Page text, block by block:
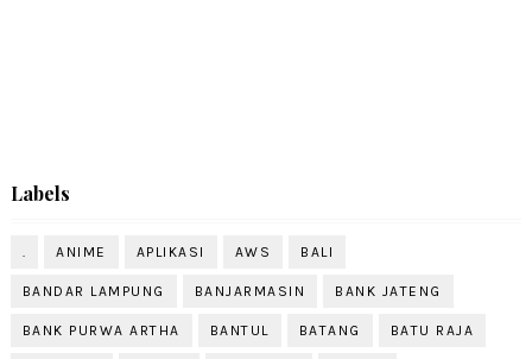
Labels
ANIME APLIKASI AWS BALI
BANDAR LAMPUNG BANJARMASIN BANK JATENG
BANK PURWA ARTHA BANTUL BATANG BATU RAJA